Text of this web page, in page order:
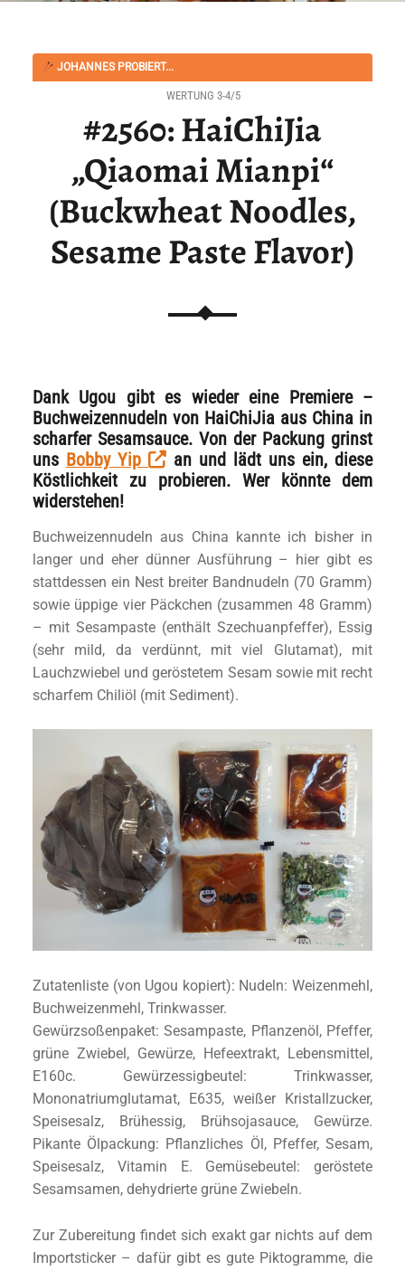
JOHANNES PROBIERT...
#2560: HaiChiJia
„Qiaomai Mianpi“
(Buckwheat Noodles,
Sesame Paste Flavor)
WERTUNG 3-4/5
Dank Ugou gibt es wieder eine Premiere –
Buchweizennudeln von HaiChiJia aus China in
scharfer Sesamsauce. Von der Packung grinst
uns Bobby Yip
an und lädt uns ein, diese
Köstlichkeit zu probieren. Wer könnte dem
widerstehen!
Buchweizennudeln aus China kannte ich bisher in
langer und eher dünner Ausführung – hier gibt es
stattdessen ein Nest breiter Bandnudeln (70 Gramm)
sowie üppige vier Päckchen (zusammen 48 Gramm)
– mit Sesampaste (enthält Szechuanpfeffer), Essig
(sehr mild, da verdünnt, mit viel Glutamat), mit
Lauchzwiebel und geröstetem Sesam sowie mit recht
scharfem Chiliöl (mit Sediment).
Zutatenliste (von Ugou kopiert): Nudeln: Weizenmehl,
Buchweizenmehl, Trinkwasser.
Gewürzsoßenpaket: Sesampaste, Pflanzenöl, Pfeffer,
grüne Zwiebel, Gewürze, Hefeextrakt, Lebensmittel,
E160c. Gewürzessigbeutel: Trinkwasser,
Mononatriumglutamat, E635, weißer Kristallzucker,
Speisesalz, Brühessig, Brühsojasauce, Gewürze.
Pikante Ölpackung: Pflanzliches Öl, Pfeffer, Sesam,
Speisesalz, Vitamin E. Gemüsebeutel: geröstete
Sesamsamen, dehydrierte grüne Zwiebeln.
Zur Zubereitung findet sich exakt gar nichts auf dem
Importsticker – dafür gibt es gute Piktogramme, die